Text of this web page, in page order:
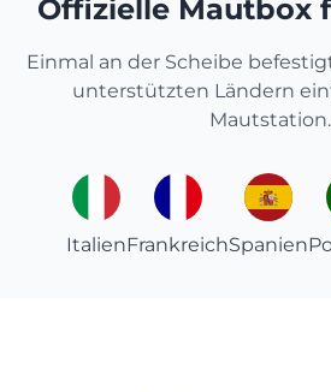
Offizielle Mautbox
Einmal an der Scheibe
unterstützten Ländern
Mautstation.
ItalienFrankreichSpanien